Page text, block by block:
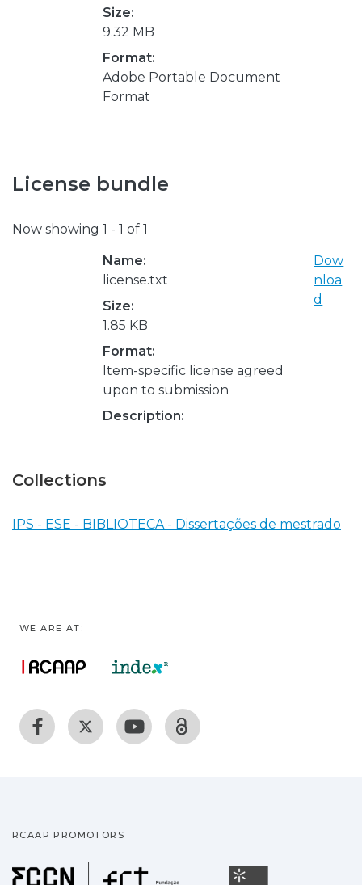
Size:
9.32 MB
Format:
Adobe Portable Document
Format
License bundle
Now showing 1 - 1 of 1
Name:
license.txt
Size:
1.85 KB
Format:
Item-specific license agreed
upon to submission
Description:
Dow
nloa
d
Collections
IPS - ESE - BIBLIOTECA - Dissertações de mestrado
WE ARE AT:
RCAAP PROMOTORS
Fundação para a